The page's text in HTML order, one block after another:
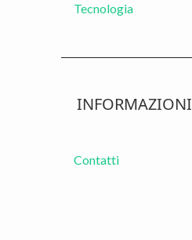
Tecnologia
INFORMAZIONI
Contatti